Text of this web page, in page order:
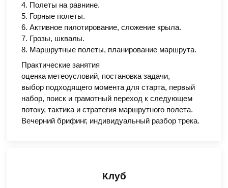
4. Полеты на равнине.
5. Горные полеты.
6. Активное пилотирование, сложение крыла.
7. Грозы, шквалы.
8. Маршрутные полеты, планирование маршрута.
Практические занятия
оценка метеоусловий, постановка задачи,
выбор подходящего момента для старта, первый
набор, поиск и грамотный переход к следующем
потоку, тактика и стратегия маршрутного полета.
Вечерний брифинг, индивидуальный разбор трека.
Клуб